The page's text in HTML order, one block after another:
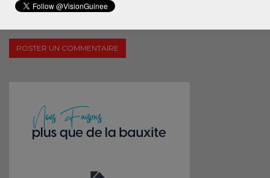
Save my name, email, and website in this browser for the next